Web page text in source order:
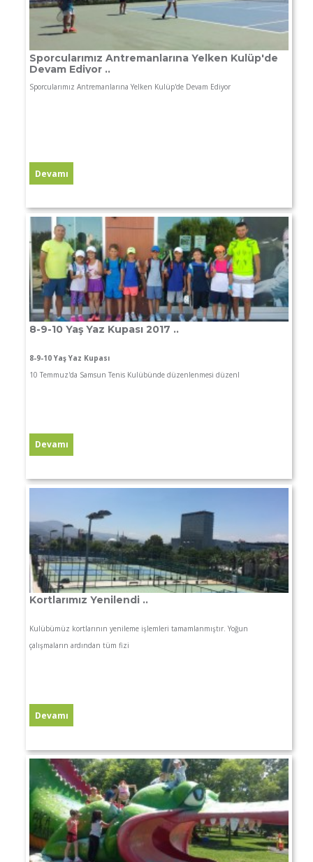
Sporcularımız Antremanlarına Yelken Kulüp'de
Devam Ediyor ..
Sporcularımız Antremanlarına Yelken Kulüp'de Devam Ediyor
8-9-10 Yaş Yaz Kupası 2017 ..
8-9-10 Yaş Yaz Kupası
10 Temmuz'da Samsun Tenis Kulübünde düzenlenmesi düzenl
Kortlarımız Yenilendi ..
Kulübümüz kortlarının yenileme işlemleri tamamlanmıştır. Yoğun
çalışmaların ardından tüm fizi